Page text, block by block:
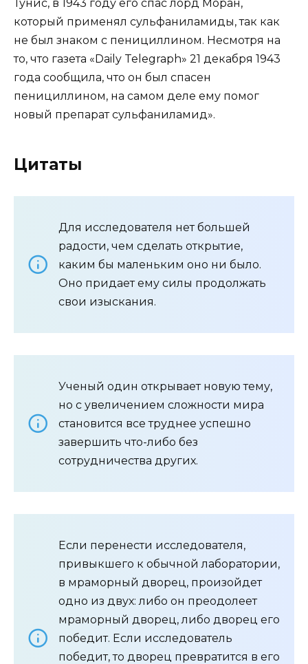
Тунис, в 1943 году его спас лорд Моран,
который применял сульфаниламиды, так как
не был знаком с пенициллином. Несмотря на
то, что газета «Daily Telegraph» 21 декабря 1943
года сообщила, что он был спасен
пенициллином, на самом деле ему помог
новый препарат сульфаниламид».
Цитаты
Для исследователя нет большей
радости, чем сделать открытие,
каким бы маленьким оно ни было.
Оно придает ему силы продолжать
свои изыскания.
Ученый один открывает новую тему,
но с увеличением сложности мира
становится все труднее успешно
завершить что-либо без
сотрудничества других.
Если перенести исследователя,
привыкшего к обычной лаборатории,
в мраморный дворец, произойдет
одно из двух: либо он преодолеет
мраморный дворец, либо дворец его
победит. Если исследователь
победит, то дворец превратится в его